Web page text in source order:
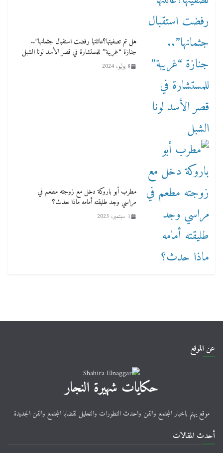
هل تم تصفيتها؟عائلتها رفضت استقبال جثمانها”..
جنازة “غريبة” للمستشارة في قصر الأسد لونا الشبل
8 يوليو، 2024
مطرب أبو باروكة دخل مع زوجته مطعم في
مراسي وجد طليقته أمامه ماذا حدث؟
1 سبتمبر، 2023
عن الموقع
حكايات شهيرة النجار
موقع يهتم باخبار المجتمع والفن واحدث التطورات والتحليل لقضايا المجتمع والفن الجديدة
أحدث المقالات